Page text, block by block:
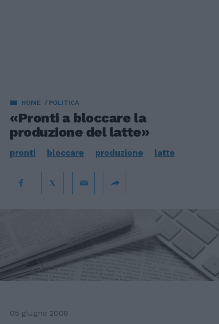
HOME POLITICA
«Pronti a bloccare la
produzione del latte»
pronti bloccare produzione latte
05 giugno 2008